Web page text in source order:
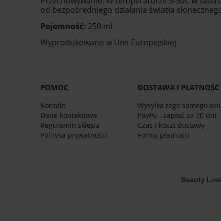
od bezpośredniego działania światła
Pojemność: 250 ml
Wyprodukowano w Unii Europejskiej
POMOC
Kontakt
Dane kontaktowe
Regulamin sklepu
Polityka prywatności
DOSTAWA I PŁATNOŚĆ
Wysyłka tego samego
PayPo - zapłać za 30 dni
Czas i koszt dostawy
Formy płatności
Beauty